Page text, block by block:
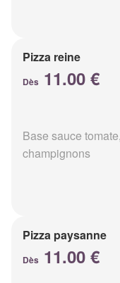
Pizza reine
Dès 11.00 €
Base sauce
champignons
Pizza paysanne
Dès 11.00 €